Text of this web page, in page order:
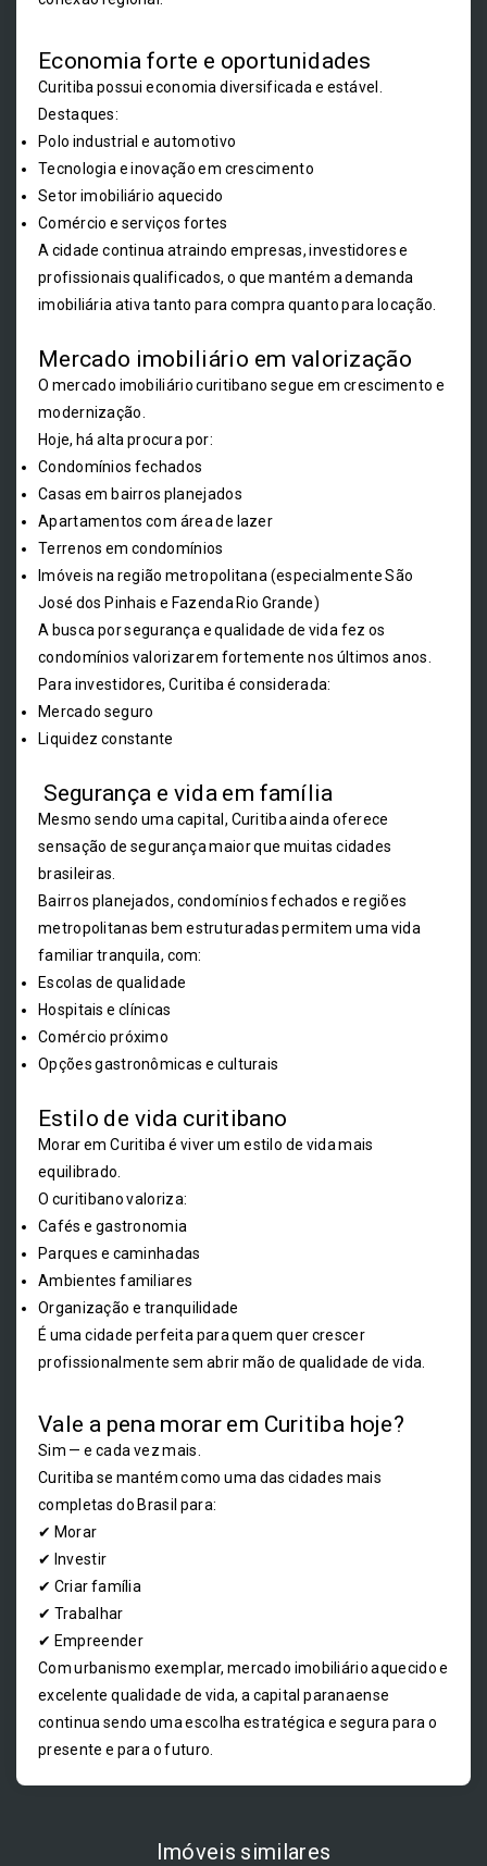
Economia forte e oportunidades
Curitiba possui economia diversificada e estável.
Destaques:
Polo industrial e automotivo
Tecnologia e inovação em crescimento
Setor imobiliário aquecido
Comércio e serviços fortes
A cidade continua atraindo empresas, investidores e
profissionais qualificados, o que mantém a demanda
imobiliária ativa tanto para compra quanto para locação.
Mercado imobiliário em valorização
O mercado imobiliário curitibano segue em crescimento e
modernização.
Hoje, há alta procura por:
Condomínios fechados
Casas em bairros planejados
Apartamentos com área de lazer
Terrenos em condomínios
Imóveis na região metropolitana (especialmente São
José dos Pinhais e Fazenda Rio Grande)
A busca por segurança e qualidade de vida fez os
condomínios valorizarem fortemente nos últimos anos.
Para investidores, Curitiba é considerada:
Mercado seguro
Liquidez constante
Segurança e vida em família
Mesmo sendo uma capital, Curitiba ainda oferece
sensação de segurança maior que muitas cidades
brasileiras.
Bairros planejados, condomínios fechados e regiões
metropolitanas bem estruturadas permitem uma vida
familiar tranquila, com:
Escolas de qualidade
Hospitais e clínicas
Comércio próximo
Opções gastronômicas e culturais
Estilo de vida curitibano
Morar em Curitiba é viver um estilo de vida mais
equilibrado.
O curitibano valoriza:
Cafés e gastronomia
Parques e caminhadas
Ambientes familiares
Organização e tranquilidade
É uma cidade perfeita para quem quer crescer
profissionalmente sem abrir mão de qualidade de vida.
Vale a pena morar em Curitiba hoje?
Sim — e cada vez mais.
Curitiba se mantém como uma das cidades mais
completas do Brasil para:
✔ Morar
✔ Investir
✔ Criar família
✔ Trabalhar
✔ Empreender
Com urbanismo exemplar, mercado imobiliário aquecido e
excelente qualidade de vida, a capital paranaense
continua sendo uma escolha estratégica e segura para o
presente e para o futuro.
Imóveis similares